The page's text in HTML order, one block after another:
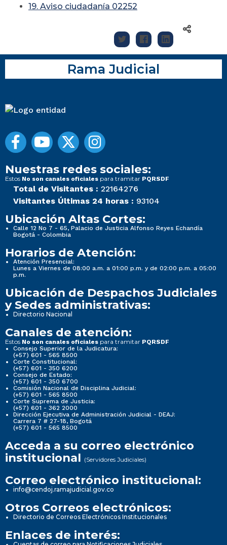
19. Aviso ciudadanía 02252
Rama Judicial
Nuestras redes sociales:
Estos No son canales oficiales para tramitar PQRSDF
Total de Visitantes : 22164276
Visitantes Últimas 24 horas : 93104
Ubicación Altas Cortes:
Calle 12 No 7 - 65, Palacio de Justicia Alfonso Reyes Echandía
Bogotá - Colombia
Horarios de Atención:
Atención Presencial:
Lunes a Viernes de 08:00 a.m. a 01:00 p.m. y de 02:00 p.m. a 05:00
p.m.
Ubicación de Despachos Judiciales
y Sedes administrativas:
Directorio Nacional
Canales de atención:
Estos No son canales oficiales para tramitar PQRSDF
Consejo Superior de la Judicatura:
(+57) 601 - 565 8500
Corte Constitucional:
(+57) 601 - 350 6200
Consejo de Estado:
(+57) 601 - 350 6700
Comisión Nacional de Disciplina Judicial:
(+57) 601 - 565 8500
Corte Suprema de Justicia:
(+57) 601 - 362 2000
Dirección Ejecutiva de Administración Judicial - DEAJ:
Carrera 7 # 27-18, Bogotá
(+57) 601 - 565 8500
Acceda a su correo electrónico
institucional (Servidores Judiciales)
Correo electrónico institucional:
info@cendoj.ramajudicial.gov.co
Otros Correos electrónicos:
Directorio de Correos Electrónicos Institucionales
Enlaces de interés: